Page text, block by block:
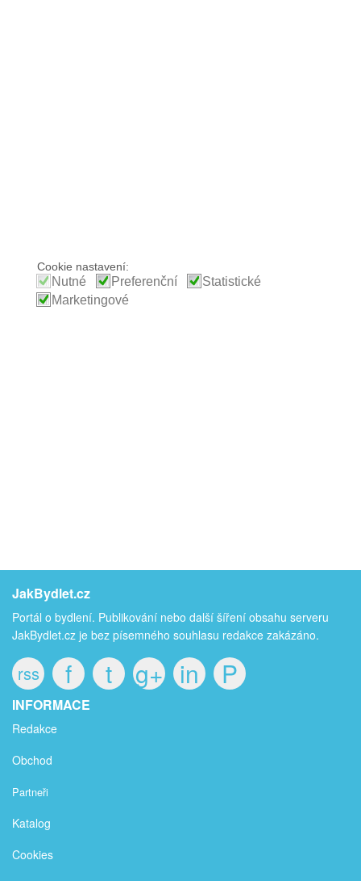
JakBydlet.cz
Portál o bydlení. Publikování nebo další šíření obsahu serveru
JakBydlet.cz je bez písemného souhlasu redakce zakázáno.
rss f t g+ in P
INFORMACE
Redakce
Obchod
Partneři
Katalog
Cookies
Cookie nastavení:
Nutné Preferenční
Statistické
Marketingové